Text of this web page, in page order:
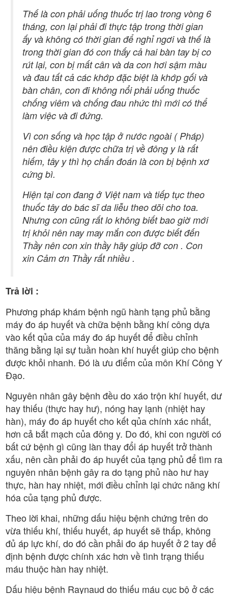
Thế là con phải uống thuốc trị lao trong vòng 6
tháng, con lại phải đi thực tập trong thời gian
ấy và không có thời gian để nghỉ ngơi và thế là
trong thời gian đó con thấy cả hai bàn tay bị co
rút lại, con bị mất cân và da con hơi sậm màu
và đau tất cả các khớp đặc biệt là khớp gối và
bàn chân, con đi không nổi phải uống thuốc
chống viêm và chống đau nhức thì mới có thể
làm việc và đi đứng.
Vì con sống và học tập ở nước ngoài ( Pháp)
nên điều kiện được chữa trị về đông y là rất
hiếm, tây y thì họ chẩn đoán là con bị bệnh xơ
cứng bì.
Hiện tại con đang ở Việt nam và tiếp tục theo
thuốc tây do bác sĩ da liễu theo dõi cho toa.
Nhưng con cũng rất lo không biết bao giờ mới
trị khỏi nên nay may mắn con được biết đến
Thầy nên con xin thầy hãy giúp đỡ con . Con
xin Cảm ơn Thầy rất nhiều .
Trả lời :
Phương pháp khám bệnh ngũ hành tạng phủ bằng
máy đo áp huyết và chữa bệnh bằng khí công dựa
vào kết qủa của máy đo áp huyết để điều chỉnh
thăng bằng lại sự tuần hoàn khí huyết giúp cho bệnh
được khỏi nhanh. Đó là ưu điểm của môn Khí Công Y
Đạo.
Nguyên nhân gây bệnh đều do xáo trộn khí huyết, dư
hay thiếu (thực hay hư), nóng hay lạnh (nhiệt hay
hàn), máy đo áp huyết cho kết qủa chính xác nhất,
hơn cả bắt mạch của đông y. Do đó, khi con người có
bất cứ bệnh gì cũng làn thay đổi áp huyết trở thành
xấu, nên cần phải đo áp huyết của tạng phủ để tìm ra
nguyên nhân bệnh gây ra do tạng phủ nào hư hay
thực, hàn hay nhiệt, mới điều chỉnh lại chức năng khí
hóa của tạng phủ được.
Theo lời khai, những dấu hiệu bệnh chứng trên do
vừa thiếu khí, thiếu huyết, áp huyết sẽ thấp, không
đủ áp lực khí, do đó cần phải đo áp huyết ở 2 tay để
định bệnh được chính xác hơn về tình trạng thiếu
máu thuộc hàn hay nhiệt.
Dấu hiệu bệnh Raynaud do thiếu máu cục bộ ở các